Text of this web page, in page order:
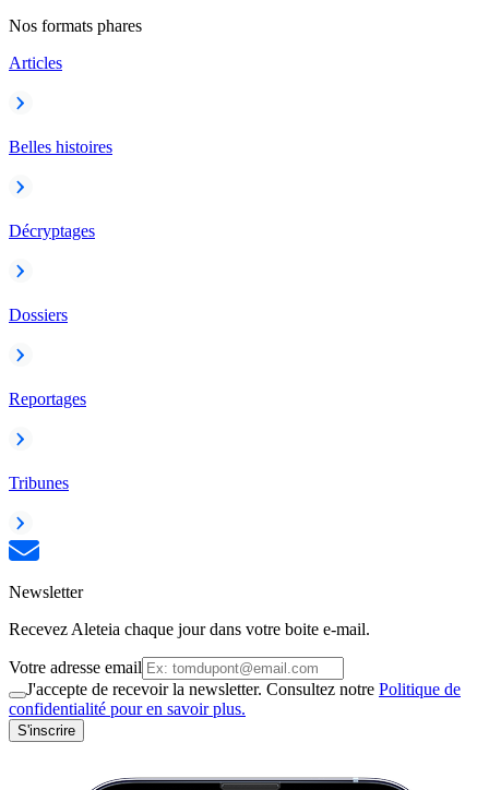
Nos formats phares
Articles
Belles histoires
Décryptages
Dossiers
Reportages
Tribunes
Newsletter
Recevez Aleteia chaque jour dans votre boite e-mail.
Votre adresse email
J'accepte de recevoir la newsletter. Consultez notre Politique de
confidentialité pour en savoir plus.
S'inscrire